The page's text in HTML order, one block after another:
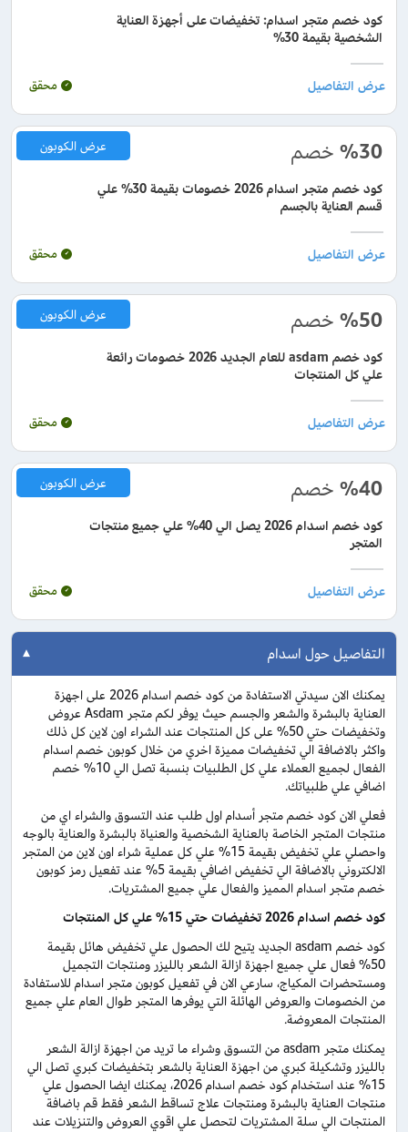
كود خصم متجر اسدام: تخفيضات على أجهزة العناية
الشخصية بقيمة 30%
محقق
%30 خصم
كود خصم متجر اسدام 2026 خصومات بقيمة 30% علي
قسم العناية بالجسم
عرض الكوبون
محقق
%50 خصم
كود خصم asdam للعام الجديد 2026 خصومات رائعة
علي كل المنتجات
عرض الكوبون
محقق
%40 خصم
كود خصم اسدام 2026 يصل الي 40% علي جميع منتجات
المتجر
عرض الكوبون
محقق
التفاصيل حول اسدام
يمكنك الان سيدتي الاستفادة من كود خصم اسدام 2026 على اجهزة
العناية بالبشرة والشعر والجسم حيث يوفر لكم متجر Asdam عروض
وتخفيضات حتي 50% على كل المنتجات عند الشراء اون لاين كل ذلك
واكثر بالاضافة الي تخفيضات مميزة اخري من خلال كوبون خصم اسدام
الفعال لجميع العملاء علي كل الطلبيات بنسبة تصل الي 10% خصم
اضافي علي طلبياتك.
فعلي الان كود خصم متجر أسدام اول طلب عند التسوق والشراء اي من
منتجات المتجر الخاصة بالعناية الشخصية والعنياة بالبشرة والعناية بالوجه
واحصلي علي تخفيض بقيمة 15% علي كل عملية شراء اون لاين من المتجر
الالكتروني بالاضافة الي تخفيض اضافي بقيمة 5% عند تفعيل رمز كوبون
خصم متجر اسدام المميز والفعال علي جميع المشتريات.
كود خصم اسدام 2026 تخفيضات حتي 15% علي كل المنتجات
كود خصم asdam الجديد يتيح لك الحصول علي تخفيض هائل بقيمة
50% فعال علي جميع اجهزة ازالة الشعر بالليزر ومنتجات التجميل
ومستحضرات المكياج، سارعي الان في تفعيل كوبون متجر اسدام للاستفادة
من الخصومات والعروض الهائلة التي يوفرها المتجر طوال العام علي جميع
المنتجات المعروضة.
يمكنك متجر asdam من التسوق وشراء ما تريد من اجهزة ازالة الشعر
بالليزر وتشكيلة كبري من اجهزة العناية بالشعر بتخفيضات كبري تصل الي
15% عند استخدام كود خصم اسدام 2026، يمكنك ايضا الحصول علي
منتجات العناية بالبشرة ومنتجات علاج تساقط الشعر فقط قم باضافة
المنتجات الي سلة المشتريات لتحصل علي اقوي العروض والتنزيلات عند